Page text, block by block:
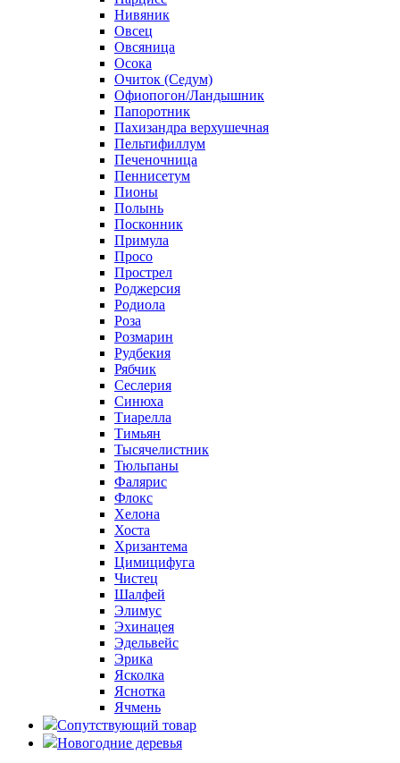
Нивяник
Овсец
Овсяница
Осока
Очиток (Седум)
Офиопогон/Ландышник
Папоротник
Пахизандра верхушечная
Пельтифиллум
Печеночница
Пеннисетум
Пионы
Полынь
Посконник
Примула
Просо
Прострел
Роджерсия
Родиола
Роза
Розмарин
Рудбекия
Рябчик
Сеслерия
Синюха
Тиарелла
Тимьян
Тысячелистник
Тюльпаны
Фалярис
Флокс
Хелона
Хоста
Хризантема
Цимицифуга
Чистец
Шалфей
Элимус
Эхинацея
Эдельвейс
Эрика
Ясколка
Яснотка
Ячмень
Сопутствующий товар
Новогодние деревья